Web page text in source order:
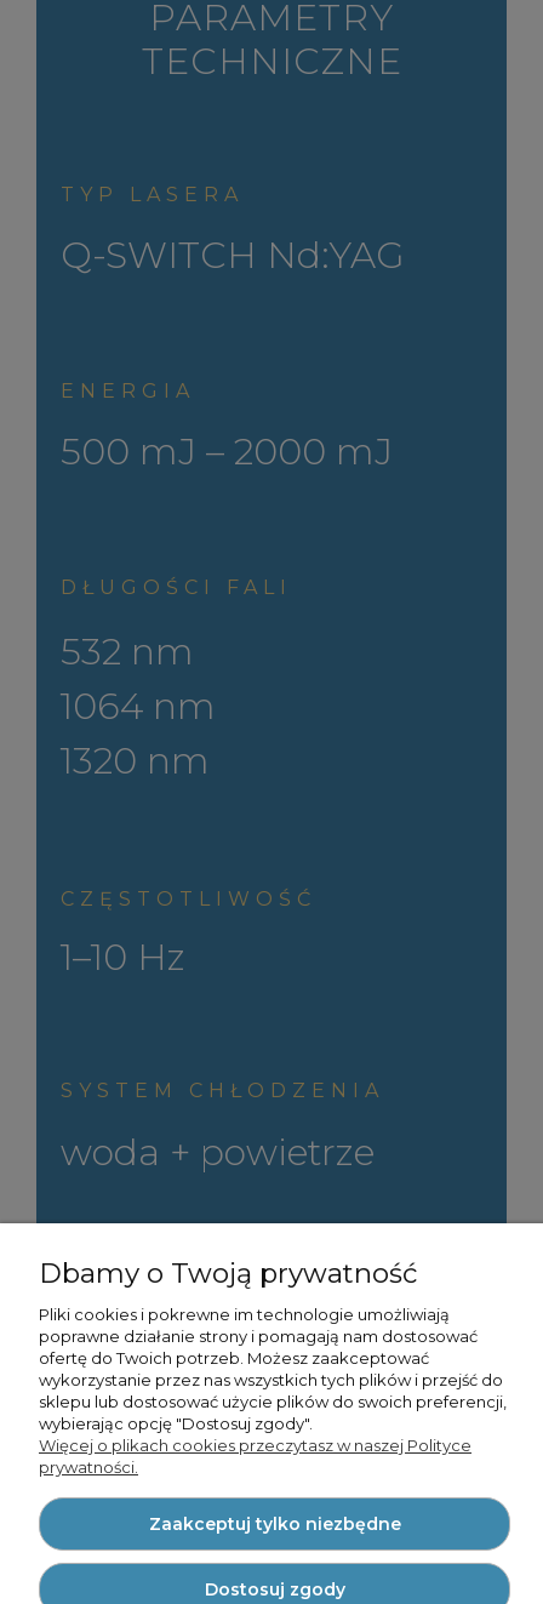
PARAMETRY
TECHNICZNE
TYP LASERA
Q-SWITCH Nd:YAG
ENERGIA
500 mJ – 2000 mJ
DŁUGOŚCI FALI
532 nm
1064 nm
1320 nm
CZĘSTOTLIWOŚĆ
1–10 Hz
SYSTEM CHŁODZENIA
woda + powietrze
PRZED URUCHOMIENIEM
Urządzenie należy
uzupełnić
wodą destylowaną
NAPIĘCIE ZNAMIONOWE
Dbamy o Twoją prywatność
poprawne działanie strony i pomagają nam dostosować
ofertę do Twoich potrzeb. Możesz zaakceptować
preferencji, wybierając opcję "Dostosuj zgody".
prywatności.
Zaakceptuj tylko niezbędne
Dostosuj zgody
Zaakceptuj wszystkie